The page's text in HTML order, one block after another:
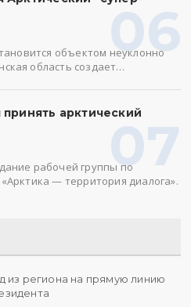
06
объектом неуклонно
область создает…
07
арктический
рабочей группы по
— территория диалога».